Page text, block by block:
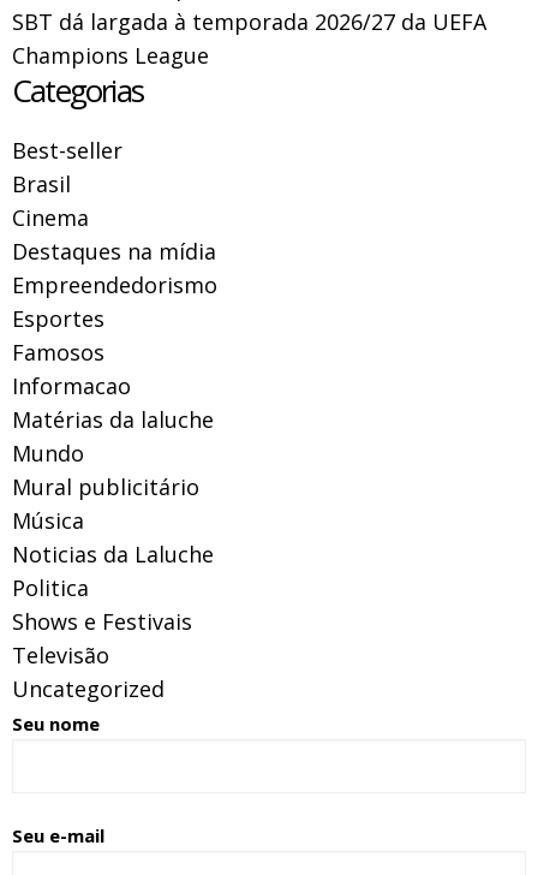
SBT dá largada à temporada 2026/27 da UEFA
Champions League
Categorias
Best-seller
Brasil
Cinema
Destaques na mídia
Empreendedorismo
Esportes
Famosos
Informacao
Matérias da laluche
Mundo
Mural publicitário
Música
Noticias da Laluche
Politica
Shows e Festivais
Televisão
Uncategorized
Seu nome
Seu e-mail